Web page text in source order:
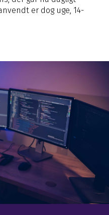
er dog uge, 14-